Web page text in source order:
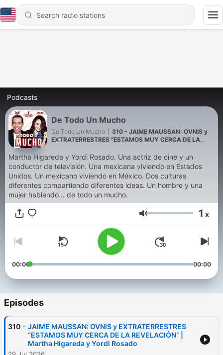
Podcasts
De Todo Un Mucho
De Todo Un Mucho
310 - JAIME MAUSSAN: OVNIS y
EXTRATERRESTRES “ESTAMOS MUY CERCA DE LA
Martha Higareda y Yordi Rosado. Una actriz de cine y un
conductor de televisión. Una mexicana viviendo en Estados
Unidos. Un mexicano viviendo en México. Dos culturas
diferentes compartiendo diferentes ideas. Un hombre y una
mujer hablando... de todo un mucho.
Volume 1 x
00:00 00:00
Episodes
310 - JAIME MAUSSAN: OVNIS y EXTRATERRESTRES
“ESTAMOS MUY CERCA DE LA REVELACIÓN” |
Martha Higareda y Yordi Rosado